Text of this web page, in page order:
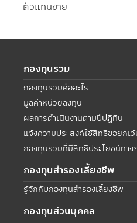
ตัวแทนขาย
กองทุนรวม
กองทุนรวมคืออะไร
มูลค่าหน่วยลงทุน
ผลการดำเนินงานตามปีปฏิทิน
แจ้งความประสงค์ใช้สิทธิขอยกเ
กองทุนรวมที่มีสิทธิประโยชน์ทาง
กองทุนสำรองเลี้ยงชีพ
รู้จักกับกองทุนสำรองเลี้ยงชีพ
กองทุนส่วนบุคคล